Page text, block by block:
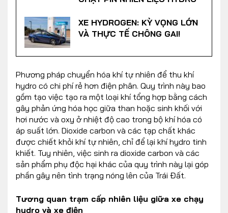
XE HYDROGEN: KỲ VỌNG LỚN
VÀ THỰC TẾ CHÔNG GAI!
Phương pháp chuyển hóa khí tự nhiên để thu khí
hydro có chi phí rẻ hơn điện phân. Quy trình này bao
gồm tạo việc tạo ra một loại khí tổng hợp bằng cách
gây phản ứng hóa học giữa than hoặc sinh khối với
hơi nước và oxy ở nhiệt độ cao trong bộ khí hóa có
áp suất lớn. Dioxide carbon và các tạp chất khác
được chiết khỏi khí tự nhiên, chỉ để lại khí hydro tinh
khiết. Tuy nhiên, việc sinh ra dioxide carbon và các
sản phẩm phụ độc hại khác của quy trình này lại góp
phần gây nên tình trạng nóng lên của Trái Đất.
Tương quan trạm cấp nhiên liệu giữa xe chạy
hydro và xe điện